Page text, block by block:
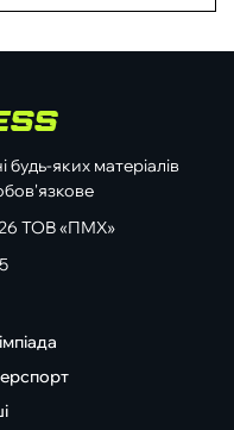
яких матеріалів
ТОВ «ПМХ»